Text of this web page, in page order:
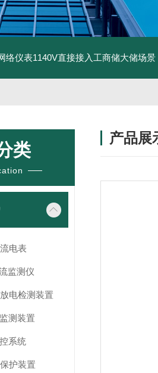
络仪表1140V直接接入工商储大储场景
类
电表
监测仪
电检测装置
测装置
系统
护装置
产品展